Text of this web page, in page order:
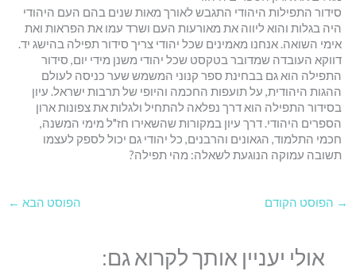
סידור התפילות היהודי התגבש לאורך מאות שנים בהם העם היהודי
היה בגלות והוא ליווה את מאורעות העם ושרד עמו את הפראות ואת
אימי השואה. אנחנו מאמינים שכל יהודי צריך סידור תפילה בהישג יד.
דווקא העובדה שמדובר בטקסט שכל יהודי משנן מידי יום, סידור
התפילה הוא גם בבחינת ספר קנוני המשמש שער כניסה לעולם
ההגות היהודית, על תועפות החכמה והיופי של תרבות ישראל. עיון
בסידור התפילה הוא דרך נפלאה להתחיל ולגלות את צפונות ארון
הספרים היהודי. דרך עיון במקורות שהשאירו חז"ל מימי המשנה,
חכמי התלמוד, הגאונים והרבנים, כל יהודי גם יכול לספק לעצמו
תשובה עמוקה הנוגעת לשאלה: מהי תפילה?
→ הפוסט הקודם הפוסט הבא ←
אולי יעניין אותך לקרוא גם: